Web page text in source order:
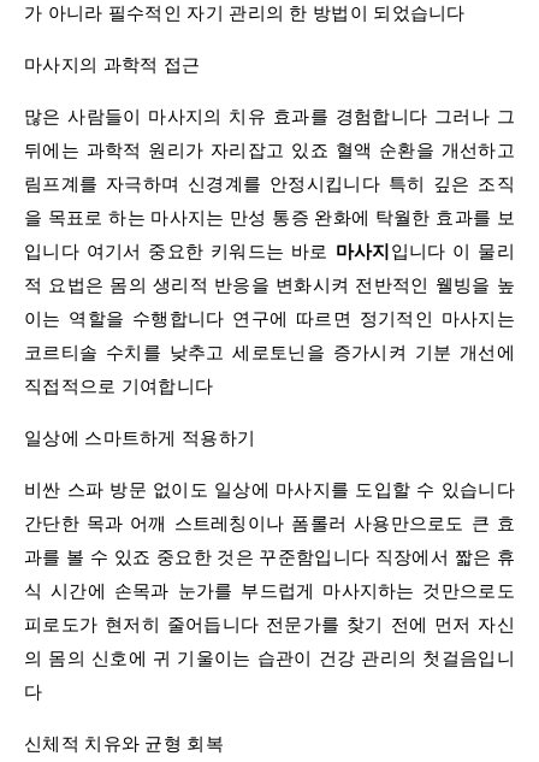
가 아니라 필수적인 자기 관리의 한 방법이 되었습니다
마사지의 과학적 접근
많은 사람들이 마사지의 치유 효과를 경험합니다 그러나 그
뒤에는 과학적 원리가 자리잡고 있죠 혈액 순환을 개선하고
림프계를 자극하며 신경계를 안정시킵니다 특히 깊은 조직
을 목표로 하는 마사지는 만성 통증 완화에 탁월한 효과를 보
입니다 여기서 중요한 키워드는 바로 마사지입니다 이 물리
적 요법은 몸의 생리적 반응을 변화시켜 전반적인 웰빙을 높
이는 역할을 수행합니다 연구에 따르면 정기적인 마사지는
코르티솔 수치를 낮추고 세로토닌을 증가시켜 기분 개선에
직접적으로 기여합니다
일상에 스마트하게 적용하기
비싼 스파 방문 없이도 일상에 마사지를 도입할 수 있습니다
간단한 목과 어깨 스트레칭이나 폼롤러 사용만으로도 큰 효
과를 볼 수 있죠 중요한 것은 꾸준함입니다 직장에서 짧은 휴
식 시간에 손목과 눈가를 부드럽게 마사지하는 것만으로도
피로도가 현저히 줄어듭니다 전문가를 찾기 전에 먼저 자신
의 몸의 신호에 귀 기울이는 습관이 건강 관리의 첫걸음입니
다
신체적 치유와 균형 회복